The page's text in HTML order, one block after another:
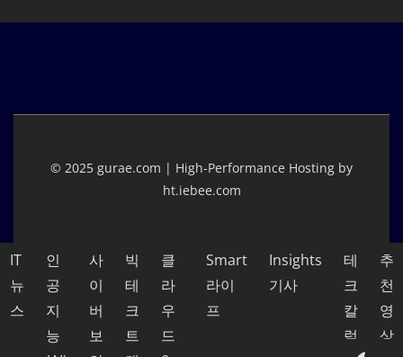
© 2025 gurae.com | High-Performance Hosting by
ht.iebee.com
IT
뉴
스
인
공
지
능
사
이
버
보
빅
테
크
트
클
라
우
드
Smart
라이
프
Insights
기사
테
크
칼
럼
추
천
영
상